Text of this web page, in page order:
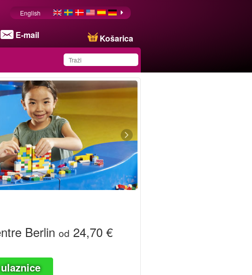
E-mail Košarica
English
You have saved this
product in your list
Berlin od 24,70 €